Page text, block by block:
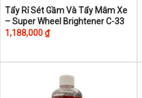
Tẩy Rỉ Sét Gầm Và Tẩy Mâm Xe
– Super Wheel Brightener C-33
1,188,000₫